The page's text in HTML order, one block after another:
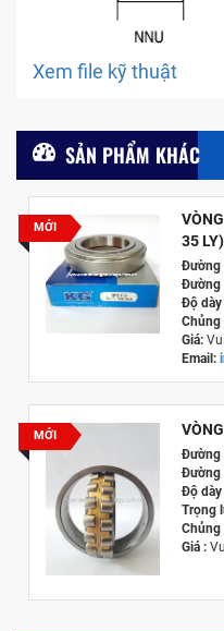
Xem file kỹ thuật
SẢN PHẨM KHÁC
MỚI
35 LY)
Đường
Đường
Độ
Chủng
Giá:
Email:
MỚI
Đường
Đường
Độ
Trọng
Chủng
Giá :